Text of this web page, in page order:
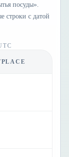
посуды».
строки с датой